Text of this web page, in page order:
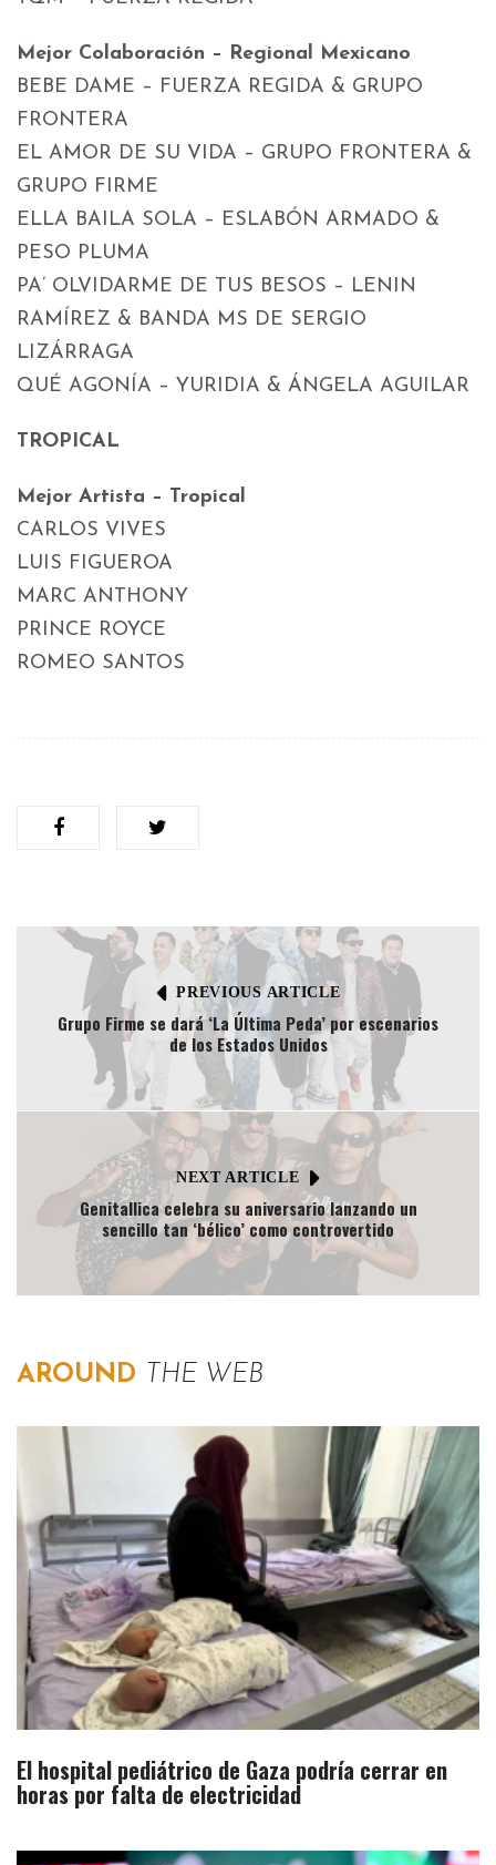
Mejor Colaboración – Regional Mexicano
BEBE DAME – FUERZA REGIDA & GRUPO
FRONTERA
EL AMOR DE SU VIDA – GRUPO FRONTERA &
GRUPO FIRME
ELLA BAILA SOLA – ESLABÓN ARMADO &
PESO PLUMA
PA’ OLVIDARME DE TUS BESOS – LENIN
RAMÍREZ & BANDA MS DE SERGIO
LIZÁRRAGA
QUÉ AGONÍA – YURIDIA & ÁNGELA AGUILAR
TROPICAL
Mejor Artista – Tropical
CARLOS VIVES
LUIS FIGUEROA
MARC ANTHONY
PRINCE ROYCE
ROMEO SANTOS
PREVIOUS ARTICLE
Grupo Firme se dará ‘La Última Peda’ por escenarios
de los Estados Unidos
NEXT ARTICLE
Genitallica celebra su aniversario lanzando un
sencillo tan ‘bélico’ como controvertido
AROUND THE WEB
El hospital pediátrico de Gaza podría cerrar en
horas por falta de electricidad